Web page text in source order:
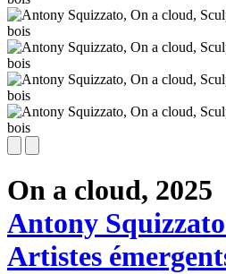
On a cloud, 2025
Antony Squizzato
Artistes